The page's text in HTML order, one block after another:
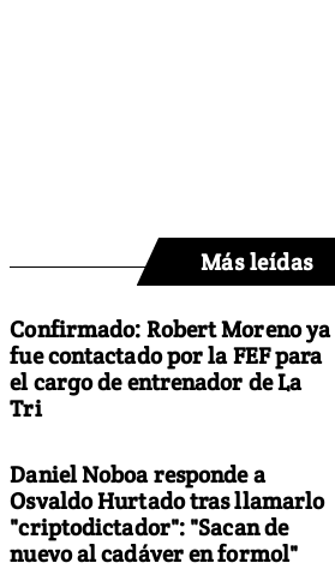
Más leídas
Confirmado: Robert Moreno ya
fue contactado por la FEF para
el cargo de entrenador de La
Tri
Daniel Noboa responde a
Osvaldo Hurtado tras llamarlo
"criptodictador": "Sacan de
nuevo al cadáver en formol"